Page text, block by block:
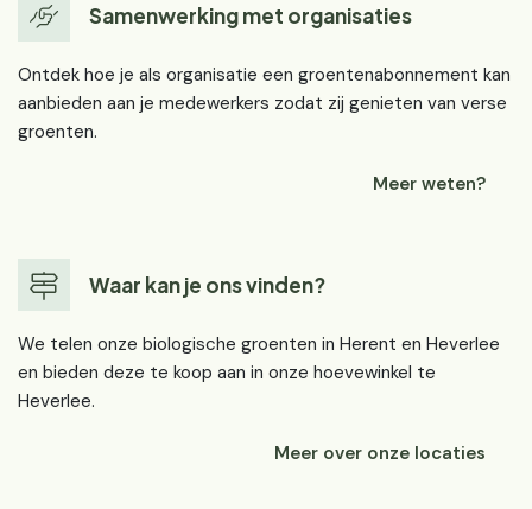
Samenwerking met organisaties
Ontdek hoe je als organisatie een groentenabonnement kan
aanbieden aan je medewerkers zodat zij genieten van verse
groenten.
Meer weten?
Waar kan je ons vinden?
We telen onze biologische groenten in Herent en Heverlee
en bieden deze te koop aan in onze hoevewinkel te
Heverlee.
Meer over onze locaties